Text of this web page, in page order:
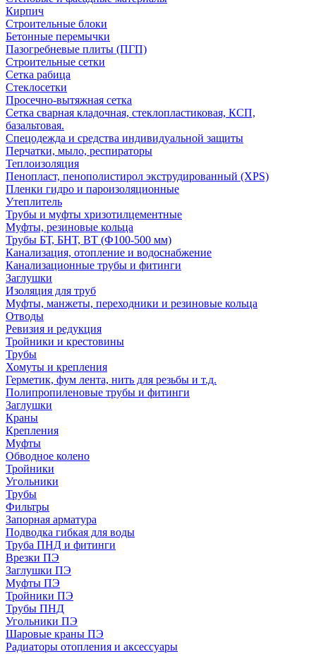
Кирпич
Строительные блоки
Бетонные перемычки
Пазогребневые плиты (ПГП)
Строительные сетки
Сетка рабица
Стеклосетки
Просечно-вытяжная сетка
Сетка сварная кладочная, стеклопластиковая, КСП,
базальтовая.
Спецодежда и средства индивидуальной защиты
Перчатки, мыло, респираторы
Теплоизоляция
Пенопласт, пенополистирол экструдированный (XPS)
Пленки гидро и пароизоляционные
Утеплитель
Трубы и муфты хризотилцементные
Муфты, резиновые кольца
Трубы БТ, БНТ, ВТ (Ф100-500 мм)
Канализация, отопление и водоснабжение
Канализационные трубы и фитинги
Заглушки
Изоляция для труб
Муфты, манжеты, переходники и резиновые кольца
Отводы
Ревизия и редукция
Тройники и крестовины
Трубы
Хомуты и крепления
Герметик, фум лента, нить для резьбы и т.д.
Полипропиленовые трубы и фитинги
Заглушки
Краны
Крепления
Муфты
Обводное колено
Тройники
Угольники
Трубы
Фильтры
Запорная арматура
Подводка гибкая для воды
Труба ПНД и фитинги
Врезки ПЭ
Заглушки ПЭ
Муфты ПЭ
Тройники ПЭ
Трубы ПНД
Угольники ПЭ
Шаровые краны ПЭ
Радиаторы отопления и аксессуары